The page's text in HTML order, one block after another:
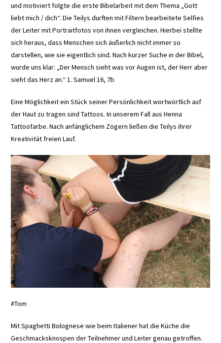
und motiviert folgte die erste Bibelarbeit mit dem Thema „Gott
liebt mich / dich“. Die Teilys durften mit Filtern bearbeitete Selfies
der Leiter mit Portraitfotos von ihnen vergleichen. Hierbei stellte
sich heraus, dass Menschen sich äußerlich nicht immer so
darstellen, wie sie eigentlich sind. Nach kurzer Suche in der Bibel,
wurde uns klar: „Der Mensch sieht was vor Augen ist, der Herr aber
sieht das Herz an.“ 1. Samuel 16, 7b
Eine Möglichkeit ein Stück seiner Persönlichkeit wortwörtlich auf
der Haut zu tragen sind Tattoos. In unserem Fall aus Henna
Tattoofarbe. Nach anfänglichem Zögern ließen die Teilys ihrer
Kreativität freien Lauf.
#Tom
Mit Spaghetti Bolognese wie beim Italiener hat die Küche die
Geschmacksknospen der Teilnehmer und Leiter genau getroffen.